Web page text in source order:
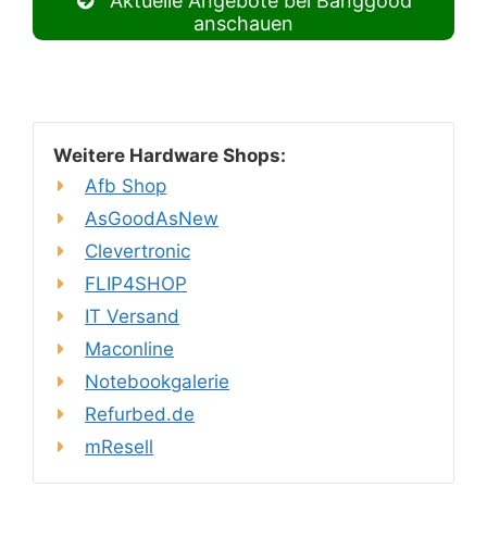
anschauen
Weitere Hardware Shops:
Afb Shop
AsGoodAsNew
Clevertronic
FLIP4SHOP
IT Versand
Maconline
Notebookgalerie
Refurbed.de
mResell